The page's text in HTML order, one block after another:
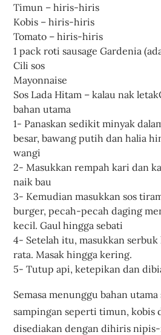
Timun – hiris-hiris
Kobis – hiris-hiris
Tomato – hiris-hiris
1 pack roti sausage Gardenia
Cili sos
Mayonnaise
Sos Lada Hitam – kalau nak
bahan utama
1- Panaskan sedikit minyak
besar, bawang putih dan halia
wangi
2- Masukkan rempah kari dan
naik bau
3- Kemudian masukkan sos
burger, pecah-pecah daging
kecil. Gaul hingga sebati
4- Setelah itu, masukkan
rata. Masak hingga kering.
5- Tutup api, ketepikan dan
Semasa menunggu bahan
sampingan seperti timun, kobis
disediakan dengan dihiris